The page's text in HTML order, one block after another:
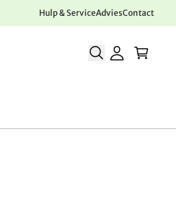
Hulp & ServiceAdviesContact